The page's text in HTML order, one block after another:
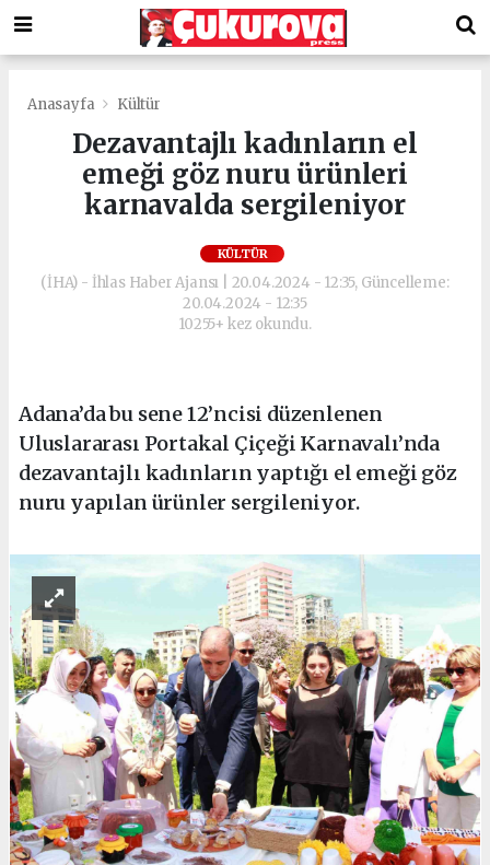
Anasayfa Kültür
Dezavantajlı kadınların el
emeği göz nuru ürünleri
karnavalda sergileniyor
KÜLTÜR
(İHA) - İhlas Haber Ajansı | 20.04.2024 - 12:35, Güncelleme:
20.04.2024 - 12:35
10255+ kez okundu.
Adana’da bu sene 12’ncisi düzenlenen
Uluslararası Portakal Çiçeği Karnavalı’nda
dezavantajlı kadınların yaptığı el emeği göz
nuru yapılan ürünler sergileniyor.